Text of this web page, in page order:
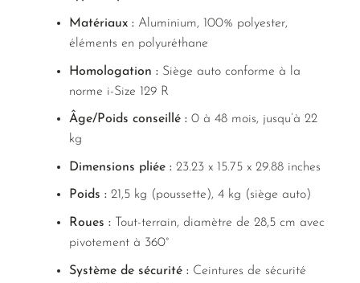
Matériaux :Aluminium, 100% polyester,
éléments en polyuréthane
Homologation :Siège auto conforme à la
norme i-Size 129 R
Âge/Poids conseillé :0 à 48 mois, jusqu’à 22
kg
Dimensions pliée :23.23 x 15.75 x 29.88 inches
Poids :21,5 kg (poussette), 4 kg (siège auto)
Roues :Tout-terrain, diamètre de 28,5 cm avec
pivotement à 360°
Système de sécurité :Ceintures de sécurité